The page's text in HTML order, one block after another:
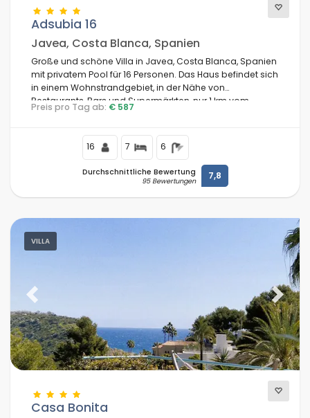
Adsubia 16
Javea, Costa Blanca, Spanien
Große und schöne Villa in Javea, Costa Blanca, Spanien
mit privatem Pool für 16 Personen. Das Haus befindet sich
in einem Wohnstrandgebiet, in der Nähe von
Restaurants, Bars und Supermärkten, nur 1 km vom
Strand El Arenal, Javea und dem Mittelmeer entfernt.
Preis pro Tag ab: € 587
16 7 6
Durchschnittliche Bewertung
95 Bewertungen 7,8
VILLA
Previous Next
Casa Bonita